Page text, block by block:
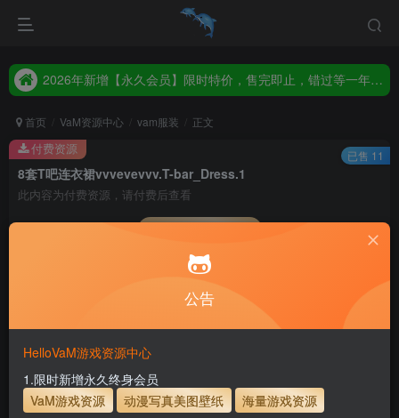
2026年新增【永久会员】限时特价，售完即止，错过等一年！！！
2026年新增【永久会员】限时特价，售完即止，错过等一年！！！
首页 VaM资源中心 vam服装 正文
8套T吧连衣裙vvvevevvv.T-bar_Dress.1
此内容为付费资源，请付费后查看
您暂无购买权限，请先开通会员
主流网盘——高速下载
支付页面打不开或支付后不跳转请联系QQ：3317425885
付费资源 已售 11
公告
HelloVaM游戏资源中心
1.限时新增永久终身会员
VaM游戏资源
动漫写真美图壁纸
海量游戏资源